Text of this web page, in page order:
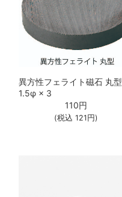
異方性フェライト磁石 丸型
1.5φ × 3
110円
(税込121 円)